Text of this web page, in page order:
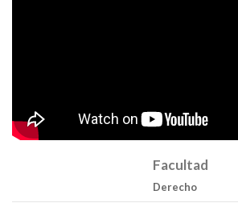
Facultad
Derecho